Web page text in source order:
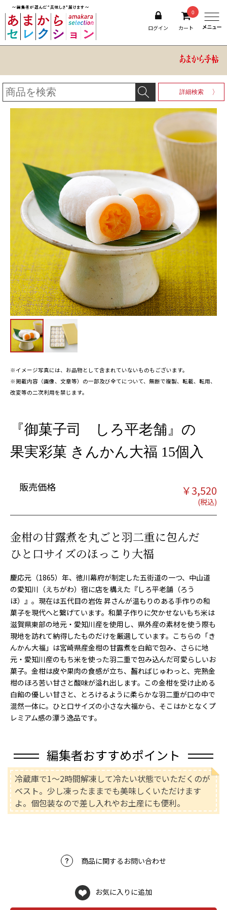
ログイン
0
カート
詳細検索
※イメージ写真には、お品物として含まれていないものもございます。
※掲載内容（画像、文章等）の一部及び全てについて、無断で複製、転載、転用、
改変等の二次利用を禁じます。
『御菓子司 しろ平老舗』の
果実彩菓 きんかん大福 15個入
販売価格 ￥3,520
金柑の甘露煮を丸ごと羽二重に包んだ
ひと口サイズのほっこり大福
慶応元（1865）年、徳川幕府が制定した五街道の一つ、中山道
の愛知川（えちがわ）宿に店を構えた『しろ平老舗（ろう
ほ）』。現在は五代目の岩佐 昇さんが温もりのある手作りの和
菓子を現代へと繋げています。和菓子作りに欠かせないもち米は
滋賀県東部の地元・愛知川産を使用し、県外産の素材を使う際も
現地を訪れて納得したものだけを厳選しています。こちらの「き
んかん大福」は宮崎県産金柑の甘露煮を白餡で包み、さらに地
元・愛知川産のもち米を使った羽二重で包み込んだ可愛らしいお
菓子。金柑は皮や果肉の食感が立ち、齧ればじゅわっと、完熟金
柑のほろ苦い甘さと酸味が溢れ出します。この金柑を受け止める
白餡の優しい甘さと、とろけるように柔らかな羽二重が口の中で
混然一体に。ひと口サイズの小さな大福から、そこはかとなくプ
レミアム感の漂う逸品です。
編集者おすすめポイント
冷蔵庫で1～2時間解凍して冷たい状態でいただくのが
ベスト。少し凍ったままでも美味しくいただけます
よ。個包装なので差し入れやお土産にも便利。
商品に関するお問い合わせ
お気に入りに追加